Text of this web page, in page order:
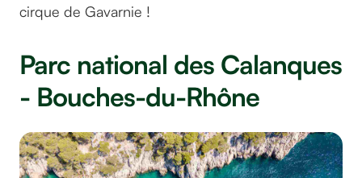
cirque de Gavarnie !
Parc national des Calanques
- Bouches-du-Rhône